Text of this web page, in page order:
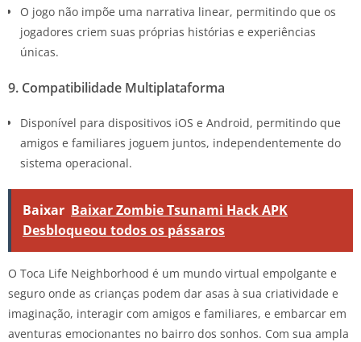
O jogo não impõe uma narrativa linear, permitindo que os
jogadores criem suas próprias histórias e experiências
únicas.
9. Compatibilidade Multiplataforma
Disponível para dispositivos iOS e Android, permitindo que
amigos e familiares joguem juntos, independentemente do
sistema operacional.
Baixar Baixar Zombie Tsunami Hack APK
Desbloqueou todos os pássaros
O Toca Life Neighborhood é um mundo virtual empolgante e
seguro onde as crianças podem dar asas à sua criatividade e
imaginação, interagir com amigos e familiares, e embarcar em
aventuras emocionantes no bairro dos sonhos. Com sua ampla